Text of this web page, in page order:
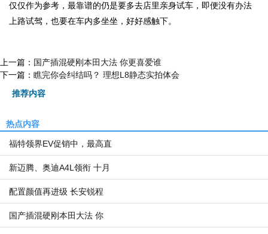
仅仅作为参考，最靠谱的仍是要多去店里亲身试车，即便没有办法
上路试驾，也要在车内多坐坐，好好感触下。
上一篇： 国产插混硬刚本田大法 你更喜爱谁
下一篇： 瞧完你会纠结吗？ 理想L8静态实拍体会
推荐内容
热点内容
福特领界EV促销中，最高直
新迈腾、奥迪A4L领衔 十月
配置颜值再进级 长安锐程
国产插混硬刚本田大法 你